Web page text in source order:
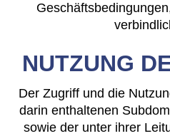
NUTZUNG
Der Zugriff und die
darin enthaltenen
sowie der unter ihrer